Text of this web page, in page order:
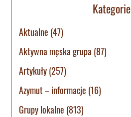
Kategorie
Aktualne (47)
Aktywna męska grupa (87)
Artykuły(257)
Azymut – informacje (16)
Grupy lokalne (813)